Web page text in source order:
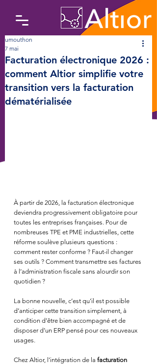
Facturation électronique 2026 :
comment Altior simplifie votre
transition vers la facturation
dématérialisée
umouthon
7 mai
À partir de 2026, la facturation électronique
deviendra progressivement obligatoire pour
toutes les entreprises françaises. Pour de
nombreuses TPE et PME industrielles, cette
réforme soulève plusieurs questions :
comment rester conforme ? Faut-il changer
ses outils ? Comment transmettre ses factures
à l’administration fiscale sans alourdir son
quotidien ?
La bonne nouvelle, c’est qu’il est possible
d’anticiper cette transition simplement, à
condition d’être bien accompagné et de
disposer d’un ERP pensé pour ces nouveaux
usages.
Chez Altior, l’intégration de la facturation